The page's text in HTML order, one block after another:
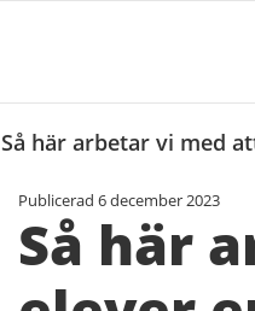
Så här arbetar vi med
Publicerad 6 december 2023
Så här